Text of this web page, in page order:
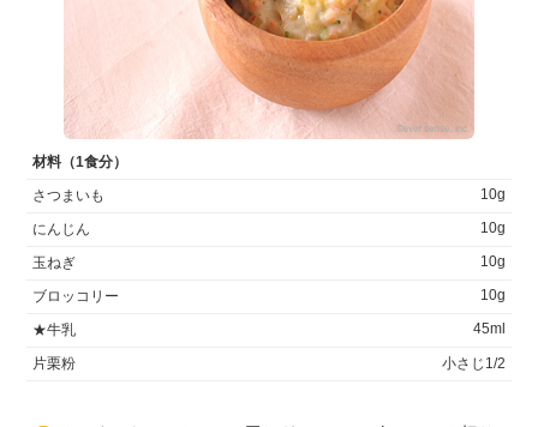
材料（1食分）
さつまいも
10g
にんじん 10g
玉ねぎ 10g
ブロッコリー 10g
★牛乳 45ml
片栗粉 小さじ1/2